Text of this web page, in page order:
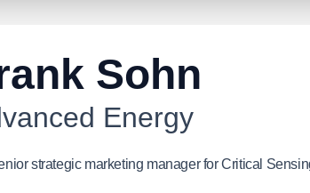
Sohn
Energy
strategic marketing manager for Critical